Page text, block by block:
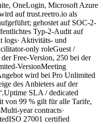
OneLogin, Microsoft Azure
auf trust.reetro.io als
gehostet auf SOC-2-
Typ-2-Audit auf
logs· Aktivitäts- und
only roleGuest /
Free-Version, 250 bei der
VersionMeeting
wird bei Pro Unlimited
des Anbieters auf der
Uptime SLA / dedicated
von 99 % gilt für alle Tarife,
Multi-year contracts·
ISO 27001 certified